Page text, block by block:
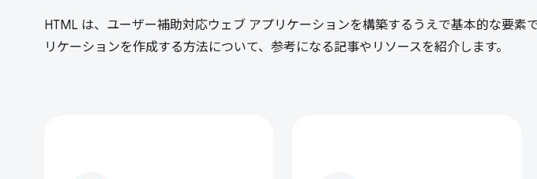
HTML は、ユーザー補助対応ウェブ アプリケーションを構築するうえで基本的な要
リケーションを作成する方法について、参考になる記事やリソースを紹介します。